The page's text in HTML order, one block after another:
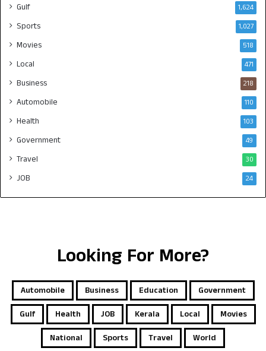
Gulf 1,624
Sports 1,027
Movies 518
Local 471
Business 218
Automobile 110
Health 103
Government 49
Travel 30
JOB 24
Looking For More?
Automobile Business Education
Government
Gulf
Health JOB Kerala Local
Movies
National
Sports Travel World